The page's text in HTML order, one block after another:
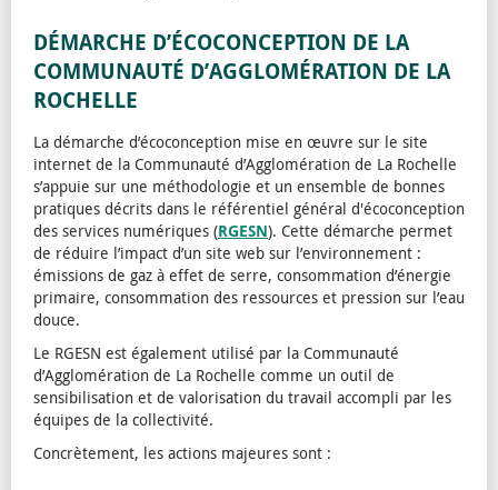
DÉMARCHE D’ÉCOCONCEPTION DE LA
COMMUNAUTÉ D’AGGLOMÉRATION DE LA
ROCHELLE
La démarche d’écoconception mise en œuvre sur le site
internet de la Communauté d’Agglomération de La Rochelle
s’appuie sur une méthodologie et un ensemble de bonnes
pratiques décrits dans le référentiel général d'écoconception
des services numériques (RGESN). Cette démarche permet
de réduire l’impact d’un site web sur l’environnement :
émissions de gaz à effet de serre, consommation d’énergie
primaire, consommation des ressources et pression sur l’eau
douce.
Le RGESN est également utilisé par la Communauté
d’Agglomération de La Rochelle comme un outil de
sensibilisation et de valorisation du travail accompli par les
équipes de la collectivité.
Concrètement, les actions majeures sont :​